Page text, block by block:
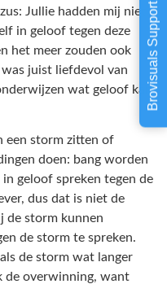
Jullie hadden mij niet
in geloof tegen deze
het meer zouden ook
juist liefdevol van
wat geloof kan
een storm zitten of
doen: bang worden
geloof spreken tegen de
dus dat is niet de
de storm kunnen
de storm te spreken.
de storm wat langer
de overwinning, want
Brovisuals Support